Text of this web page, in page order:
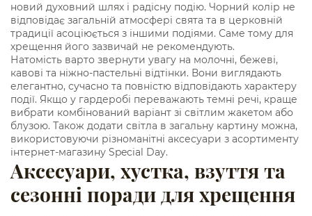
новий духовний шлях і радісну подію. Чорний колір не
відповідає загальній атмосфері свята та в церковній
традиції асоціюється з іншими подіями. Саме тому для
хрещення його зазвичай не рекомендують.
Натомість варто звернути увагу на молочні, бежеві,
кавові та ніжно-пастельні відтінки. Вони виглядають
елегантно, сучасно та повністю відповідають характеру
події. Якщо у гардеробі переважають темні речі, краще
вибрати комбінований варіант зі світлим жакетом або
блузою. Також додати світла в загальну картину можна,
використовуючи різноманітні аксесуари з асортименту
інтернет-магазину Special Day.
Аксесуари, хустка, взуття та
сезонні поради для хрещення